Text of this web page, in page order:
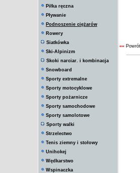
Piłka ręczna
Pływanie
Podnoszenie ciężarów
Rowery
Siatkówka
Ski-Alpinizm
Skoki narciar. i kombinacja
Snowboard
Sporty extremalne
Sporty motocyklowe
Sporty pożarnicze
Sporty samochodowe
Sporty samolotowe
Sporty walki
Strzelectwo
Tenis ziemny i stołowy
Unihokej
Wędkarstwo
Wspinaczka
««